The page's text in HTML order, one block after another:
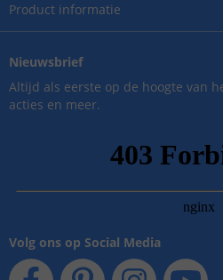
Product informatie
Nieuwsbrief
Altijd als eerste op de hoogte van
acties en meer.
Volg ons op Social Media